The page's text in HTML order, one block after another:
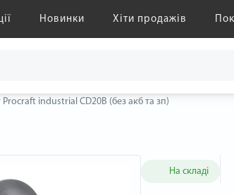
Новинки Хіти продажів
industrial CD20B (без акб та зп)
На складі